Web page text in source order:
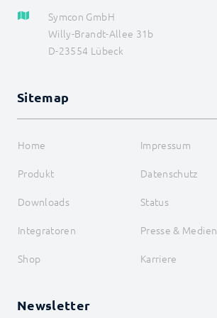
SendDataToParent
SendDebug
SetBuffer
SetForwardDataFilter
SetSummary
SetValue
UnregisterHook
UnregisterMessage
UnregisterOAuth
UnregisterReference
UpdateFormField
WriteAttributeBoolean
WriteAttributeString
Symcon GmbH
Willy-Brandt-Allee 31b
D-23554 Lübeck
Sitemap
Home
Impressum
Produkt
Datenschutz
Downloads
Status
Integratoren
Presse & Medien
Shop
Karriere
Newsletter